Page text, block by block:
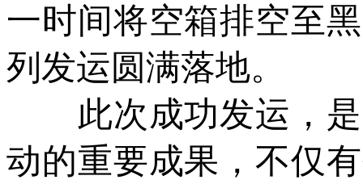
一时间将空箱排空至
列发运圆满落地。
此次成功发运，是
动的重要成果，不仅